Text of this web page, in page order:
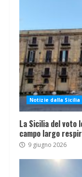
Notizie dalla Sicilia
La Sicilia del
campo largo
9 giugno 2026